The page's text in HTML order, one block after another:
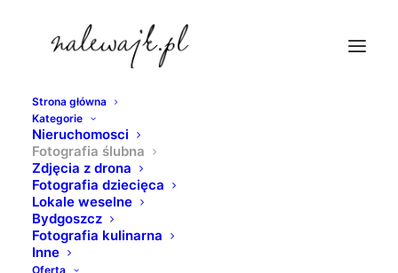
Strona główna
Kategorie
Nieruchomosci
Fotografia ślubna
Zdjęcia z drona
Fotografia dziecięca
Lokale weselne
Bydgoszcz
Fotografia kulinarna
Inne
Oferta
Dj na wesele |
Wodzirej | Prezenter |